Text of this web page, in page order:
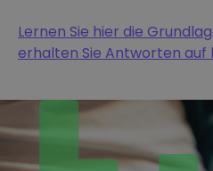
Lernen Sie hier die
erhalten Sie Antworten auf